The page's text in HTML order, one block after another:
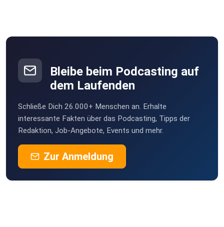
Bleibe beim Podcasting auf
dem Laufenden
Schließe Dich 26.000+ Menschen an. Erhalte
interessante Fakten über das Podcasting, Tipps der
Redaktion, Job-Angebote, Events und mehr.
Zur Anmeldung